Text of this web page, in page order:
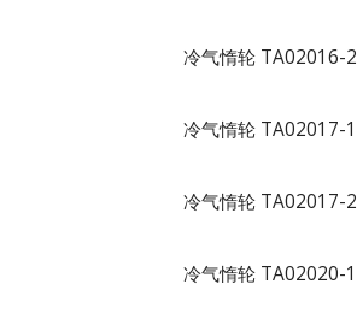
冷气惰轮 TA02016-2
冷气惰轮 TA02017-1
冷气惰轮 TA02017-2
冷气惰轮 TA02020-1